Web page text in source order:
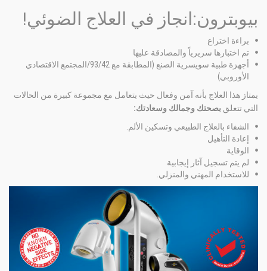
بيوبترون:انجاز في العلاج الضوئي!
براءة اختراع
تم اختبارها سريرياً والمصادقة عليها
أجهزة طبية سويسرية الصنع (المطابقة مع 93/42/المجتمع الاقتصادي
الأوروبي)
يمتاز هذا العلاج بأنه آمن وفعال حيث يتعامل مع مجموعة كبيرة من الحالات
التي تتعلق بصحتك وجمالك وسعادتك:
الشفاء بالعلاج الطبيعي وتسكين الألم.
إعادة التأهيل
الوقاية
لم يتم تسجيل آثار إيجابية
للاستخدام المهني والمنزلي.